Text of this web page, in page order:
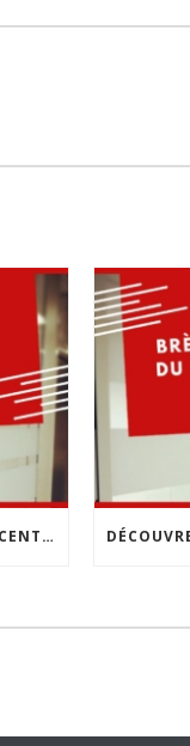
DÉCOUVREZ RED STAG, LE CENTRE DE COWORKING DE CHOLET